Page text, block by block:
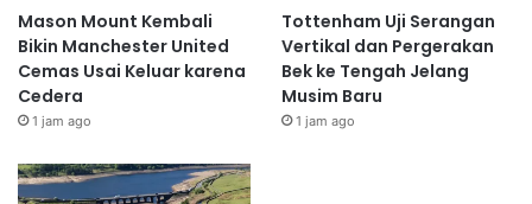
Mason Mount Kembali
Bikin Manchester United
Cemas Usai Keluar karena
Cedera
1 jam ago
Tottenham Uji Serangan
Vertikal dan Pergerakan
Bek ke Tengah Jelang
Musim Baru
1 jam ago